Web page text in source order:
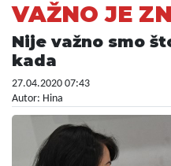
VAŽNO JE
Nije važno smo
kada
27.04.2020 07:43
Autor: Hina